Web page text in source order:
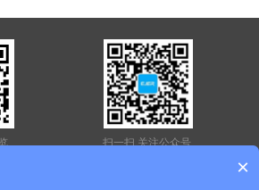
专业能力获得国际顶尖机构的高度
固了其在高端实验室环境控制领域
的研发实验室肩负着全球前沿医疗
，其对实验环境的稳定性、洁净度
极为严苛的要求。在此次合作中，
扫一扫 关注公众号
×